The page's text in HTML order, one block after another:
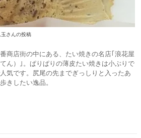
玉さんの投稿
商店街の中にある、たい焼きの名店｢浪花屋
ん）｣。ぱりぱりの薄皮たい焼きは小ぶりで
気です。尻尾の先までぎっしりと入ったあ
きしたい逸品。